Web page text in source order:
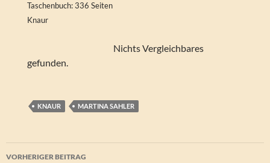
Taschenbuch: 336 Seiten
Knaur
Nichts Vergleichbares
gefunden.
KNAUR MARTINA SAHLER
Beitragsnavigation
VORHERIGER BEITRAG